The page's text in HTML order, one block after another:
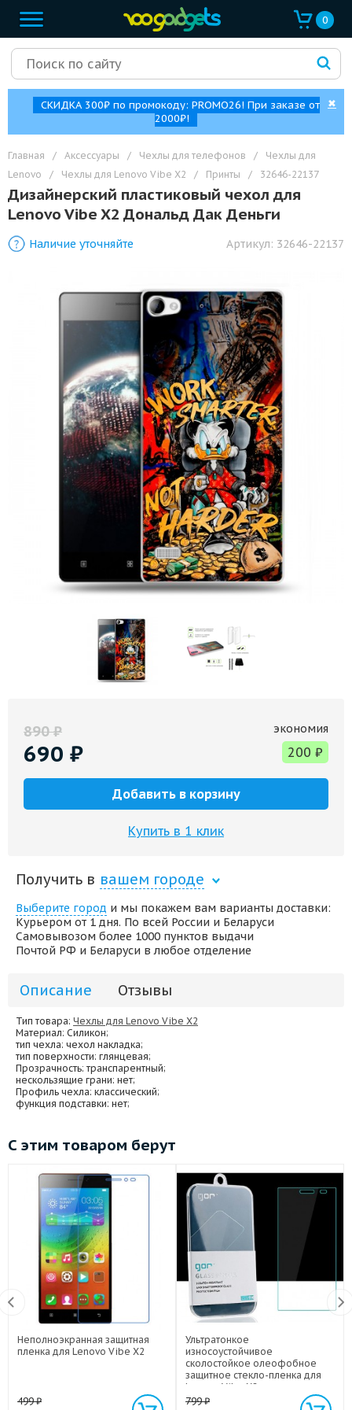
0
СКИДКА 300₽ по промокоду: PROMO26! При заказе от
2000₽!
✖
Главная / Аксессуары / Чехлы для телефонов /
Чехлы для
Lenovo
/ Чехлы для Lenovo Vibe X2 / Принты / 32646-22137
Дизайнерский пластиковый чехол для
Lenovo Vibe X2 Дональд Дак Деньги
Наличие уточняйте Артикул: 32646-22137
890₽
690 ₽
экономия
200 ₽
Добавить в корзину
Купить в 1 клик
Получить в вашем городе
Выберите город и мы покажем вам варианты доставки:
Курьером от 1 дня. По всей России и Беларуси
Самовывозом более 1000 пунктов выдачи
Почтой РФ и Беларуси в любое отделение
Описание Отзывы
Тип товара: Чехлы для Lenovo Vibe X2
Материал: Силикон;
тип чехла: чехол накладка;
тип поверхности: глянцевая;
Прозрачность: транспарентный;
нескользящие грани: нет;
Профиль чехла: классический;
функция подставки: нет;
С этим товаром берут
Неполноэкранная защитная
пленка для Lenovo Vibe X2
499₽
Ультратонкое
износоустойчивое
сколостойкое олеофобное
защитное стекло-пленка для
Lenovo Vibe X2
799₽